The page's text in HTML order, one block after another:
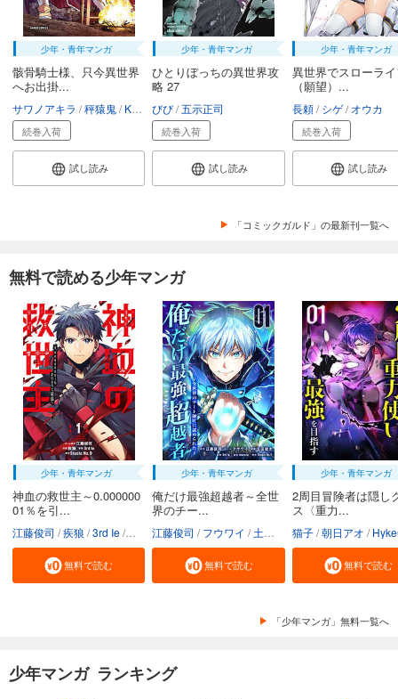
少年・青年マンガ
骸骨騎士様、只今異世界
へお出掛...
サワノアキラ 秤猿鬼 KeG
続巻入荷
試し読み
少年・青年マンガ
ひとりぼっちの異世界攻
略 27
びび 五示正司
続巻入荷
試し読み
少年・青年マンガ
異世界でスローラ
（願望）...
長頼 シゲ オウカ
続巻入荷
試し読み
「コミックガルド」の最新刊一覧へ
無料で読める少年マンガ
少年・青年マンガ
神血の救世主～0.000000
01％を引...
江藤俊司 疾狼 3rd Ie Studio No.9
無料で読む
少年・青年マンガ
俺だけ最強超越者～全世
界のチー...
江藤俊司 フウワイ 土田健太 3rd Ie maruco
無料で読む
少年・青年マンガ
2周目冒険者は隠し
ス〈重力...
猫子 朝日アオ
無料で読む
「少年マンガ」無料一覧へ
少年マンガ ランキング